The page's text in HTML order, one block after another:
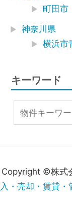
町田市
神奈川県
横浜市
キーワード
Copyright ©株式
入・売却・賃貸